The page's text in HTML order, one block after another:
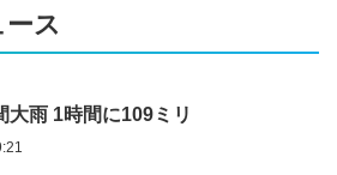
ス
大雨 1時間に109ミリ